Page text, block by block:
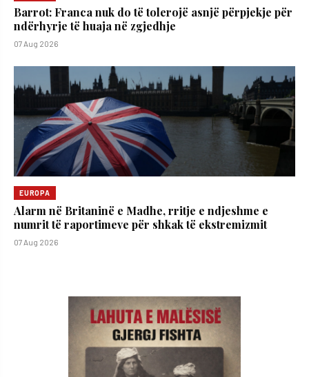
Barrot: Franca nuk do të tolerojë asnjë përpjekje për
ndërhyrje të huaja në zgjedhje
07 Aug 2026
EUROPA
Alarm në Britaninë e Madhe, rritje e ndjeshme e
numrit të raportimeve për shkak të ekstremizmit
07 Aug 2026